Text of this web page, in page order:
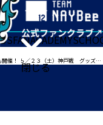
閉じる
FANACADEMY
５／２３（土）神戸戦 グッズ販売情報